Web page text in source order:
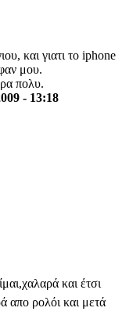
και γιατι το iphone
μου.
πολυ.
- 13:18
και έτσι
απο ρολόι και μετά